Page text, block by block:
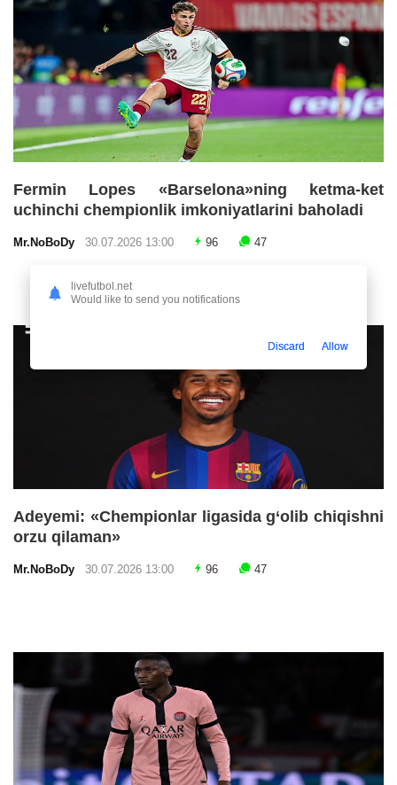
Fermin Lopes «Barselona»ning ketma-ket
uchinchi chempionlik imkoniyatlarini baholadi
Mr.NoBoDy 30.07.2026 13:00 96 47
Adeyemi: «Chempionlar ligasida g‘olib chiqishni
orzu qilaman»
Mr.NoBoDy 30.07.2026 13:00 96 47
livefutbol.net
Would like to send you notifications
Discard Allow